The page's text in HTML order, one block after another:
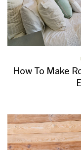
How To Make